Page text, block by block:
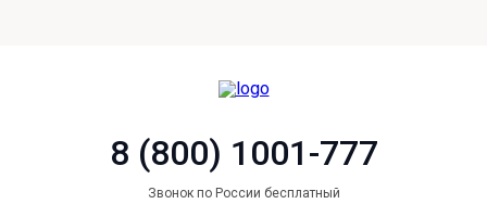
8 (800) 1001-777
Звонок по России бесплатный